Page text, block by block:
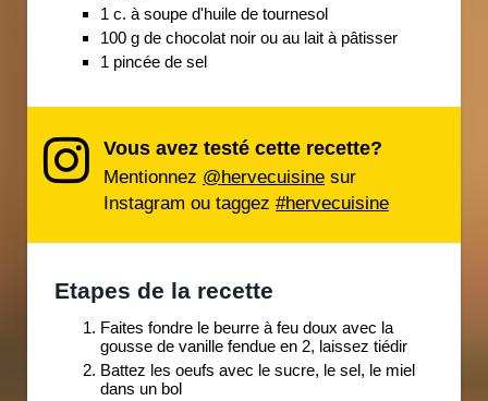
1 c. à soupe d'huile de tournesol
100 g de chocolat noir ou au lait à pâtisser
1 pincée de sel
Vous avez testé cette recette?
Mentionnez @hervecuisine sur
Instagram ou taggez #hervecuisine
Etapes de la recette
Faites fondre le beurre à feu doux avec la
gousse de vanille fendue en 2, laissez tiédir
Battez les oeufs avec le sucre, le sel, le miel
dans un bol